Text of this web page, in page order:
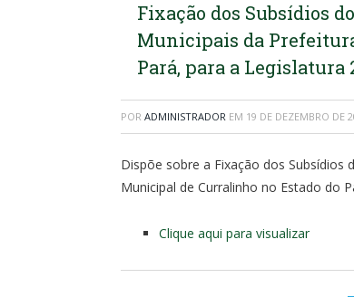
Fixação dos Subsídios
Municipais da
Pará, para a Legislatura
POR ADMINISTRADOR EM 19 DE DEZEMBRO DE
Dispõe sobre a Fixação dos Subsídios
Municipal de Curralinho no Estado do
Clique aqui para visualizar